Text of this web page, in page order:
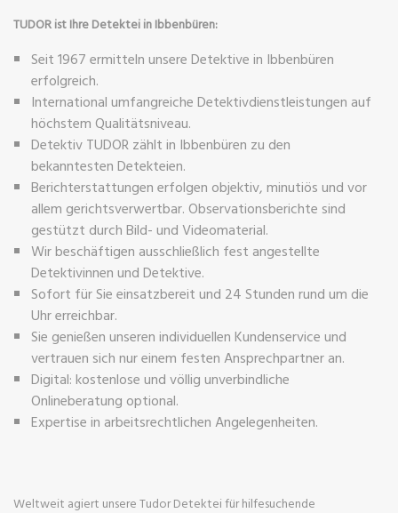
TUDOR ist Ihre Detektei in Ibbenbüren:
Seit 1967 ermitteln unsere Detektive in Ibbenbüren
erfolgreich.
International umfangreiche Detektivdienstleistungen auf
höchstem Qualitätsniveau.
Detektiv TUDOR zählt in Ibbenbüren zu den
bekanntesten Detekteien.
Berichterstattungen erfolgen objektiv, minutiös und vor
allem gerichtsverwertbar. Observationsberichte sind
gestützt durch Bild- und Videomaterial.
Wir beschäftigen ausschließlich fest angestellte
Detektivinnen und Detektive.
Sofort für Sie einsatzbereit und 24 Stunden rund um die
Uhr erreichbar.
Sie genießen unseren individuellen Kundenservice und
vertrauen sich nur einem festen Ansprechpartner an.
Digital: kostenlose und völlig unverbindliche
Onlineberatung optional.
Expertise in arbeitsrechtlichen Angelegenheiten.
Weltweit agiert unsere Tudor Detektei für hilfesuchende